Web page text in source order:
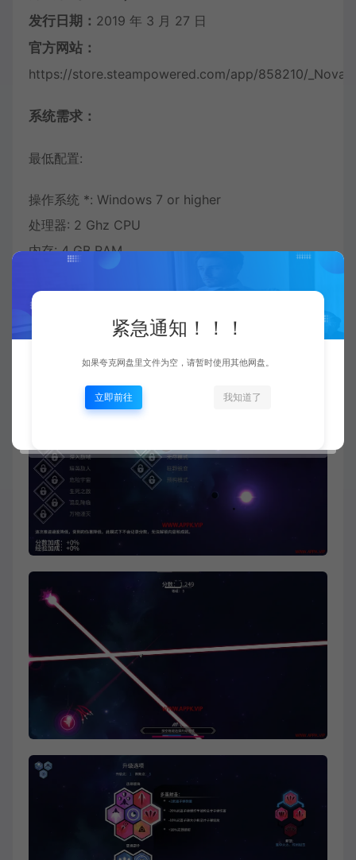
发行日期： 2019 年 3 月 27 日
官方网站：
https://store.steampowered.com/app/858210/
系统需求：
最低配置:
操作系统 *: Windows 7 or higher
处理器: 2 Ghz CPU
内存: 4 GB RAM
推荐配置：
需要64位处理器和操作系统
紧急通知！！！
如果夸克网盘里文件为空，请暂时使用其他网盘。
立即前往 我知道了